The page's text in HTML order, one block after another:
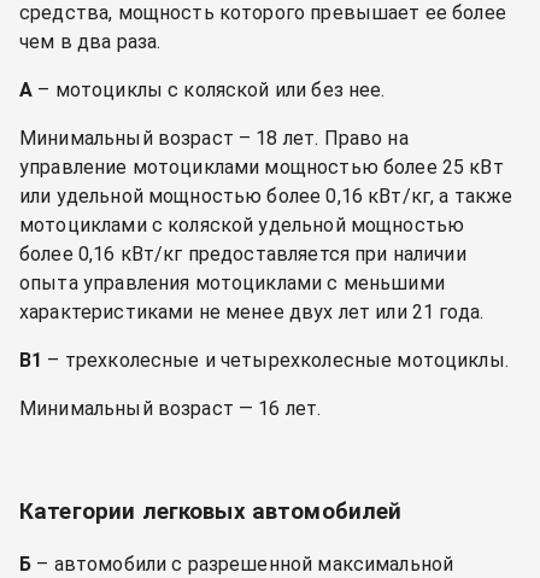
средства, мощность которого превышает ее более
чем в два раза.
А – мотоциклы с коляской или без нее.
Минимальный возраст – 18 лет. Право на
управление мотоциклами мощностью более 25 кВт
или удельной мощностью более 0,16 кВт/кг, а также
мотоциклами с коляской удельной мощностью
более 0,16 кВт/кг предоставляется при наличии
опыта управления мотоциклами с меньшими
характеристиками не менее двух лет или 21 года.
B1 – трехколесные и четырехколесные мотоциклы.
Минимальный возраст — 16 лет.
Категории легковых автомобилей
Б – автомобили с разрешенной максимальной